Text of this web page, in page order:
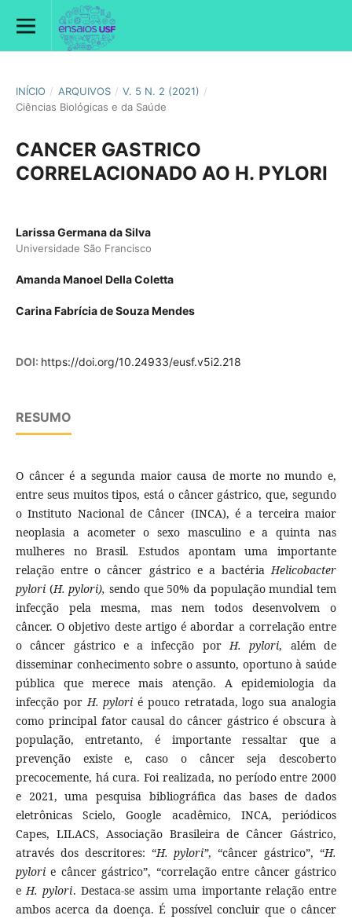
INÍCIO / ARQUIVOS / V. 5 N. 2 (2021) /
Ciências Biológicas e da Saúde
CANCER GASTRICO
CORRELACIONADO AO H. PYLORI
Larissa Germana da Silva
Universidade São Francisco
Amanda Manoel Della Coletta
Carina Fabrícia de Souza Mendes
DOI: https://doi.org/10.24933/eusf.v5i2.218
RESUMO
O câncer é a segunda maior causa de morte no mundo e,
entre seus muitos tipos, está o câncer gástrico, que, segundo
o Instituto Nacional de Câncer (INCA), é a terceira maior
neoplasia a acometer o sexo masculino e a quinta nas
mulheres no Brasil. Estudos apontam uma importante
relação entre o câncer gástrico e a bactériaHelicobacter
pylori (H. pylori),sendo que 50% da população mundial tem
infecção pela mesma, mas nem todos desenvolvem o
câncer. O objetivo deste artigo é abordar a correlação entre
o câncer gástrico e a infecção porH. pylori, além de
disseminar conhecimento sobre o assunto, oportuno à saúde
pública que merece mais atenção. A epidemiologia da
infecção porH. pylori é pouco retratada, logo sua analogia
como principal fator causal do câncer gástrico é obscura à
população, entretanto, é importante ressaltar que a
prevenção existe e, caso o câncer seja descoberto
precocemente, há cura. Foi realizada, no período entre 2000
e 2021, uma pesquisa bibliográfica das bases de dados
eletrônicas Scielo, Google acadêmico, INCA, periódicos
Capes, LILACS, Associação Brasileira de Câncer Gástrico,
através dos descritores: “H. pylori”, “câncer gástrico”, “H.
pylorie câncer gástrico”, “correlação entre câncer gástrico
eH. pylori. Destaca-se assim uma importante relação entre
ambos acerca da doença. É possível concluir que o câncer